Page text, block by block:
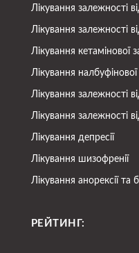
Лікування залежності
Лікування залежності
Лікування кетамінової
Лікування
Лікування залежності
Лікування залежності
Лікування депресії
Лікування шизофренії
Лікування анорексії та
РЕЙТИНГ: